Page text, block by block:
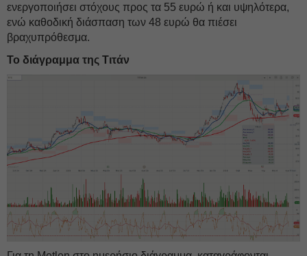
ενεργοποιήσει στόχους προς τα 55 ευρώ ή και υψηλότερα,
ενώ καθοδική διάσπαση των 48 ευρώ θα πιέσει
βραχυπρόθεσμα.
Το διάγραμμα της Τιτάν